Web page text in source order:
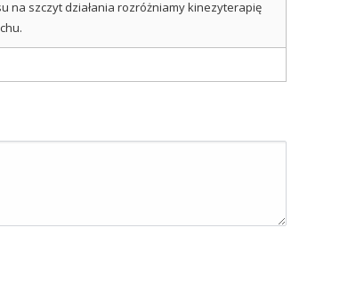
na szczyt działania rozróżniamy kinezyterapię